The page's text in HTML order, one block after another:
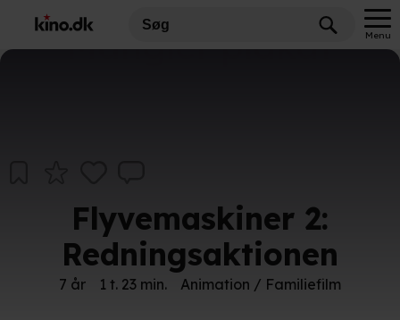
Menu
Mangler plakat
Flyvemaskiner 2:
Redningsaktionen
7 år 1 t. 23 min. Animation / Familiefilm